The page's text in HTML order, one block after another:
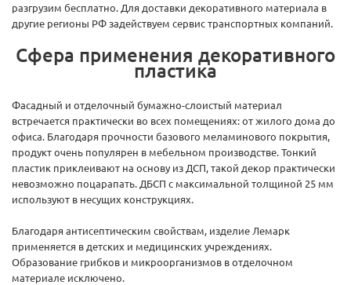
разгрузим бесплатно. Для доставки декоративного материала в
другие регионы РФ задействуем сервис транспортных компаний.
Сфера применения декоративного
пластика
Фасадный и отделочный бумажно-слоистый материал
встречается практически во всех помещениях: от жилого дома до
офиса. Благодаря прочности базового меламинового покрытия,
продукт очень популярен в мебельном производстве. Тонкий
пластик приклеивают на основу из ДСП, такой декор практически
невозможно поцарапать. ДБСП с максимальной толщиной 25 мм
используют в несущих конструкциях.
Благодаря антисептическим свойствам, изделие Лемарк
применяется в детских и медицинских учреждениях.
Образование грибков и микроорганизмов в отделочном
материале исключено.